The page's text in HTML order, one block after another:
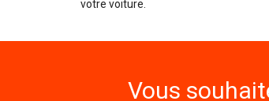
votre voiture.
Vous